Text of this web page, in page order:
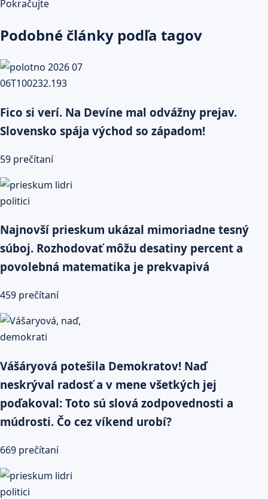
Pokračujte
Podobné články podľa tagov
Fico si verí. Na Devíne mal odvážny prejav.
Slovensko spája východ so západom!
59 prečítaní
Najnovší prieskum ukázal mimoriadne tesný
súboj. Rozhodovať môžu desatiny percent a
povolebná matematika je prekvapivá
459 prečítaní
Vášáryová potešila Demokratov! Naď
neskrýval radosť a v mene všetkých jej
poďakoval: Toto sú slová zodpovednosti a
múdrosti. Čo cez víkend urobí?
669 prečítaní